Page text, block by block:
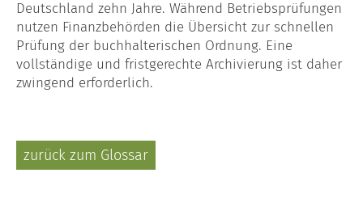
Deutschland zehn Jahre. Während Betriebsprüfungen
nutzen Finanzbehörden die Übersicht zur schnellen
Prüfung der buchhalterischen Ordnung. Eine
vollständige und fristgerechte Archivierung ist daher
zwingend erforderlich.
zurück zum Glossar